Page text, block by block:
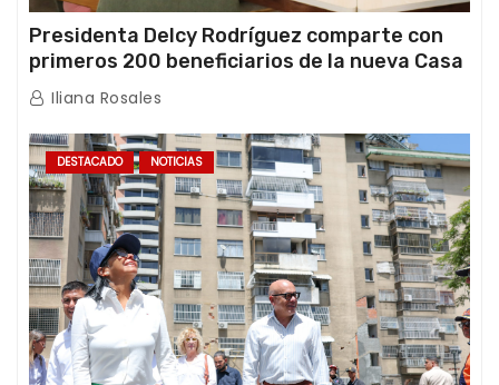
Presidenta Delcy Rodríguez comparte con
primeros 200 beneficiarios de la nueva Casa
de los Abuelos “La Primavera” en Caracas
Iliana Rosales
DESTACADO NOTICIAS